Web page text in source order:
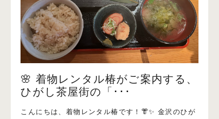
🌸 着物レンタル椿がご案内する、
ひがし茶屋街の「･･･
こんにちは、着物レンタル椿です！👘✨ 金沢のひが